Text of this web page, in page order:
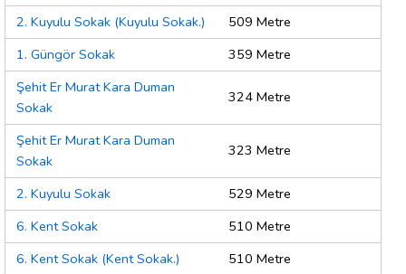
2. Kuyulu Sokak (Kuyulu Sokak.)
509 Metre
1. Güngör Sokak
359 Metre
Şehit Er Murat Kara Duman
Sokak
324 Metre
Şehit Er Murat Kara Duman
Sokak
323 Metre
2. Kuyulu Sokak
529 Metre
6. Kent Sokak
510 Metre
6. Kent Sokak (Kent Sokak.)
510 Metre